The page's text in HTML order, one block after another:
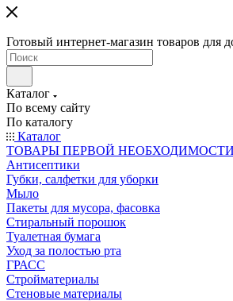
Готовый интернет-магазин товаров для
Каталог
По всему сайту
По каталогу
Каталог
ТОВАРЫ ПЕРВОЙ НЕОБХОДИМОСТИ
Антисептики
Губки, салфетки для уборки
Мыло
Пакеты для мусора, фасовка
Стиральный порошок
Туалетная бумага
Уход за полостью рта
ГРАСС
Стройматериалы
Стеновые материалы